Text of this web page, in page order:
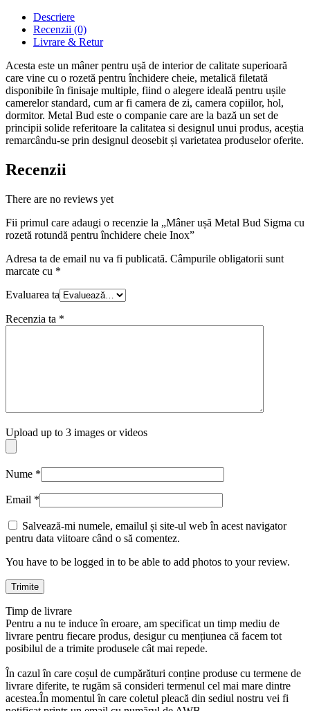
Descriere
Recenzii (0)
Livrare & Retur
Acesta este un mâner pentru ușă de interior de calitate superioară
care vine cu o rozetă pentru închidere cheie, metalică filetată
disponibile în finisaje multiple, fiind o alegere ideală pentru ușile
camerelor standard, cum ar fi camera de zi, camera copiilor, hol,
dormitor. Metal Bud este o companie care are la bază un set de
principii solide referitoare la calitatea si designul unui produs, aceștia
remarcându-se prin designul deosebit și varietatea produselor oferite.
Recenzii
There are no reviews yet
Fii primul care adaugi o recenzie la „Mâner ușă Metal Bud Sigma cu
rozetă rotundă pentru închidere cheie Inox”
Adresa ta de email nu va fi publicată. Câmpurile obligatorii sunt
marcate cu *
Evaluarea ta
Recenzia ta *
Upload up to 3 images or videos
Nume *
Email *
Salvează-mi numele, emailul și site-ul web în acest navigator
pentru data viitoare când o să comentez.
You have to be logged in to be able to add photos to your review.
Timp de livrare
Pentru a nu te induce în eroare, am specificat un timp mediu de
livrare pentru fiecare produs, desigur cu mențiunea că facem tot
posibilul de a trimite produsele cât mai repede.
În cazul în care coșul de cumpărături conține produse cu termene de
livrare diferite, te rugăm să consideri termenul cel mai mare dintre
acestea.În momentul în care coletul pleacă din sediul nostru vei fi